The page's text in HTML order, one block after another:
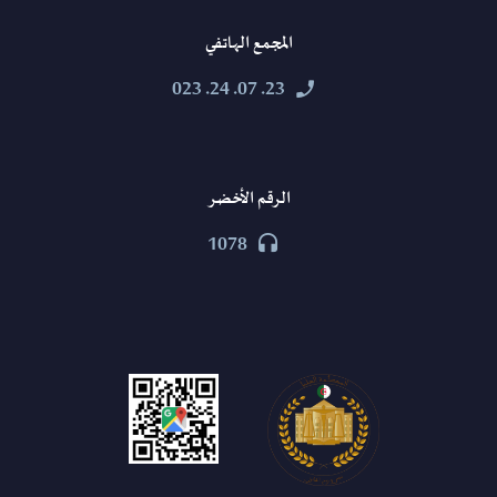
المجمع الهاتفي


23. 07. 24. 023
الرقم الأخضر


1078